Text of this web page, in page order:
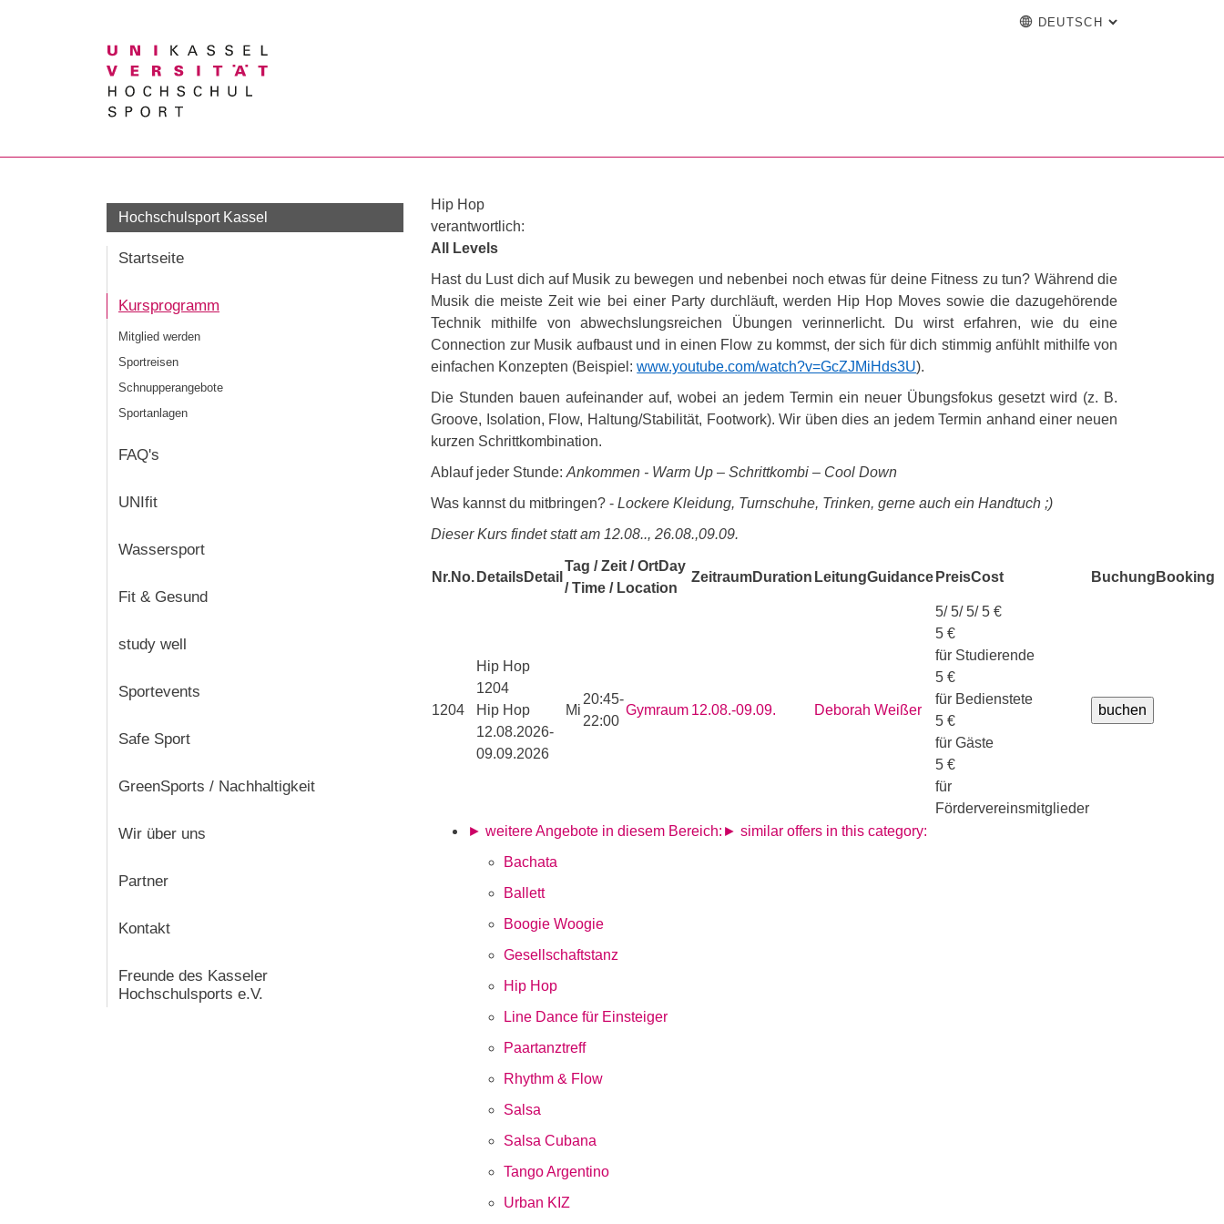
DEUTSCH : ALTERNATIVE
Hochschulsport Kassel
Startseite
Kursprogramm
Mitglied werden
Sportreisen
Schnupperangebote
Sportanlagen
FAQ's
UNIfit
Wassersport
Fit & Gesund
study well
Sportevents
Safe Sport
GreenSports / Nachhaltigkeit
Wir über uns
Partner
Kontakt
Freunde des Kasseler
Hochschulsports e.V.
Hip Hop
verantwortlich:
All Levels
Hast du Lust dich auf Musik zu bewegen und nebenbei noch etwas für deine Fitness zu tun? Während die
Musik die meiste Zeit wie bei einer Party durchläuft, werden Hip Hop Moves sowie die dazugehörende
Technik mithilfe von abwechslungsreichen Übungen verinnerlicht. Du wirst erfahren, wie du eine
Connection zur Musik aufbaust und in einen Flow zu kommst, der sich für dich stimmig anfühlt mithilfe von
einfachen Konzepten (Beispiel:www.youtube.com/watch?v=GcZJMiHds3U).
Die Stunden bauen aufeinander auf, wobei an jedem Termin ein neuer Übungsfokus gesetzt wird (z. B.
Groove, Isolation, Flow, Haltung/Stabilität, Footwork). Wir üben dies an jedem Termin anhand einer neuen
kurzen Schrittkombination.
Ablauf jeder Stunde:Ankommen - Warm Up – Schrittkombi – Cool Down
Was kannst du mitbringen? -Lockere Kleidung, Turnschuhe, Trinken, gerne auch ein Handtuch ;)
Dieser Kurs findet statt am 12.08.., 26.08.,09.09.
Nr.No. DetailsDetail
Tag / Zeit / OrtDay
/ Time / Location
ZeitraumDuration LeitungGuidance PreisCost Buchung Booking
1204
Hip Hop
1204
Hip Hop
12.08.2026-
09.09.2026
Mi
20:45-
22:00
Gymraum 12.08.-09.09. Deborah Weißer
5/ 5/ 5/ 5 €
5 €
für Studierende
5 €
für Bedienstete
5 €
für Gäste
5 €
für
Fördervereinsmitglieder
► weitere Angebote in diesem Bereich: ► similar offers in this category:
Bachata
Ballett
Boogie Woogie
Gesellschaftstanz
Hip Hop
Line Dance für Einsteiger
Paartanztreff
Rhythm & Flow
Salsa
Salsa Cubana
Tango Argentino
Urban KIZ